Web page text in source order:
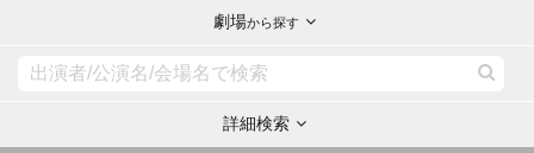
劇場から探す
詳細検索